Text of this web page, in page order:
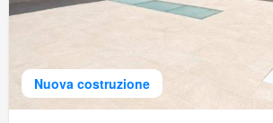
Nuova costruzione